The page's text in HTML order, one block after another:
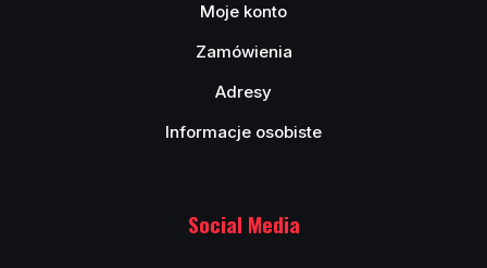
Moje konto
Zamówienia
Adresy
Informacje osobiste
Social Media